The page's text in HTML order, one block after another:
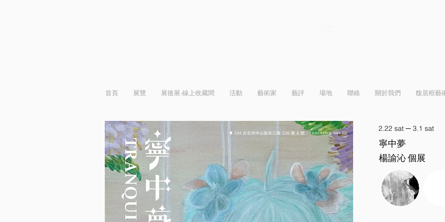
首頁 展覽 展後展-線上收藏間 活動 藝術家 藝評 場地 聯絡 關於我們 馥居框藝
2.22 sat ─ 3.1 sat
寧中夢
楊諭沁 個展